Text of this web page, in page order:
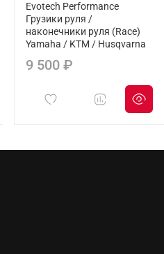
Evotech Performance
Грузики руля /
наконечники руля (Race)
Yamaha / KTM / Husqvarna
9 500 ₽